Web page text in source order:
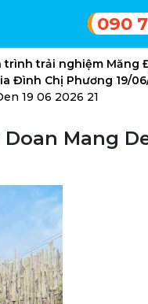
090
trình trải nghiệm Măng
Đình Chị Phương 19/
19 06 2026 21
Mang